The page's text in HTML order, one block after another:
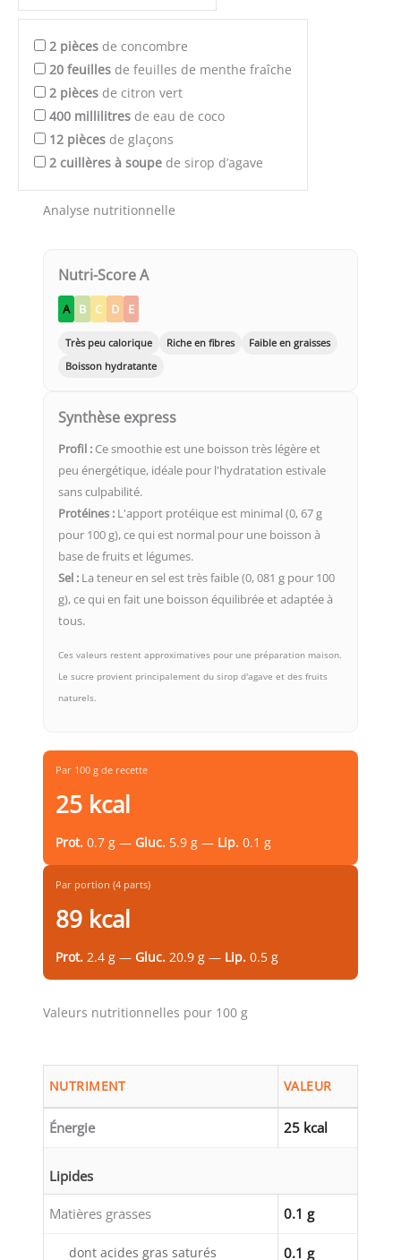
2 pièces de concombre
20 feuilles de feuilles de menthe fraîche
2 pièces de citron vert
400 millilitres de eau de coco
12 pièces de glaçons
2 cuillères à soupe de sirop d’agave
Analyse nutritionnelle
Nutri-Score A
A B C D E
Très peu calorique Riche en fibres
Faible en graisses
Boisson hydratante
Synthèse express
Profil : Ce smoothie est une boisson très légère et
peu énergétique, idéale pour l'hydratation estivale
sans culpabilité.
Protéines : L'apport protéique est minimal (0, 67 g
pour 100 g), ce qui est normal pour une boisson à
base de fruits et légumes.
Sel : La teneur en sel est très faible (0, 081 g pour 100
g), ce qui en fait une boisson équilibrée et adaptée à
tous.
Ces valeurs restent approximatives pour une préparation maison.
Le sucre provient principalement du sirop d'agave et des fruits
naturels.
Par 100 g de recette
25 kcal
Prot. 0.7 g — Gluc. 5.9 g — Lip. 0.1 g
Par portion (4 parts)
89 kcal
Prot. 2.4 g — Gluc. 20.9 g — Lip. 0.5 g
Valeurs nutritionnelles pour 100 g
NUTRIMENT VALEUR
Énergie 25 kcal
Lipides
Matières grasses 0.1 g
dont acides gras saturés 0.1 g